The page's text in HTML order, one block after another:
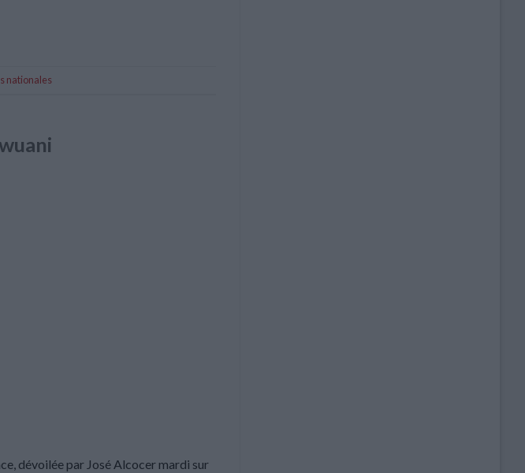
nationales
dévoilée par José Alcocer mardi sur